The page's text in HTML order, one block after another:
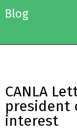
Blog
CANLA
president
interest